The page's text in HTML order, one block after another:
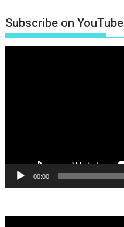
Subscribe on YouTube
00:00